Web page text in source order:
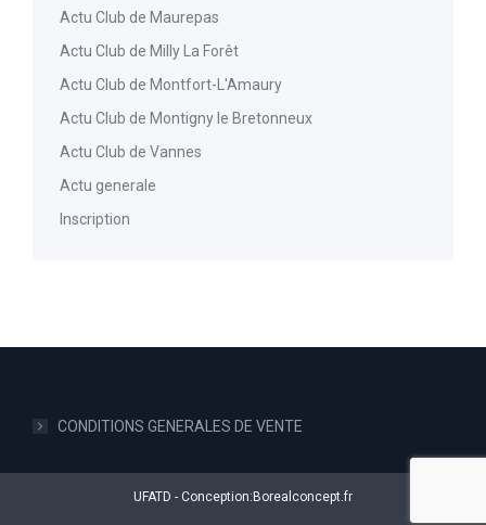
Actu Club de Maurepas
Actu Club de Milly La Forêt
Actu Club de Montfort-L'Amaury
Actu Club de Montigny le Bretonneux
Actu Club de Vannes
Actu generale
Inscription
CONDITIONS GENERALES DE VENTE
UFATD - Conception:Borealconcept.fr